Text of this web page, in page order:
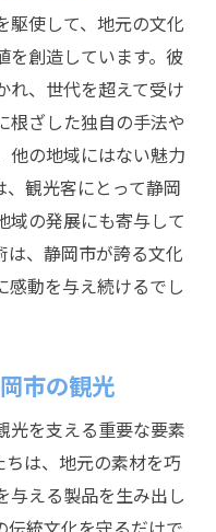
駆使して、地元の文化
を創造しています。彼
れ、世代を超えて受け
根ざした独自の手法や
他の地域にはない魅力
、観光客にとって静岡
域の発展にも寄与して
は、静岡市が誇る文化
感動を与え続けるでし
市の観光
光を支える重要な要素
ちは、地元の素材を巧
与える製品を生み出し